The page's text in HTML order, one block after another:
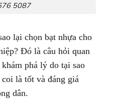
5087
lại chọn bạt nhựa cho
Đó là câu hỏi quan
phá lý do tại sao
là tốt và đáng giá
dân.